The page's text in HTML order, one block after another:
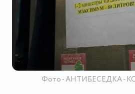
Фото - АНТИБЕСЕДКА -